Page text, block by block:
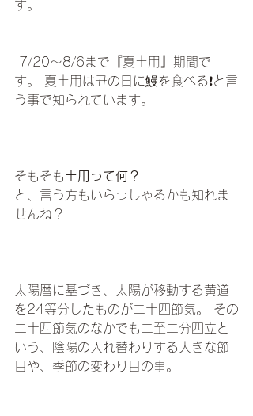
す。
す。 夏土用は丑の日に鰻を食べる❗️と言
う事で知られています。
そもそも土用って何？
と、言う方もいらっしゃるかも知れま
せんね？
太陽暦に基づき、太陽が移動する黄道
を24等分したものが二十四節気。 その
二十四節気のなかでも二至二分四立と
いう、陰陽の入れ替わりする大きな節
目や、季節の変わり目の事。